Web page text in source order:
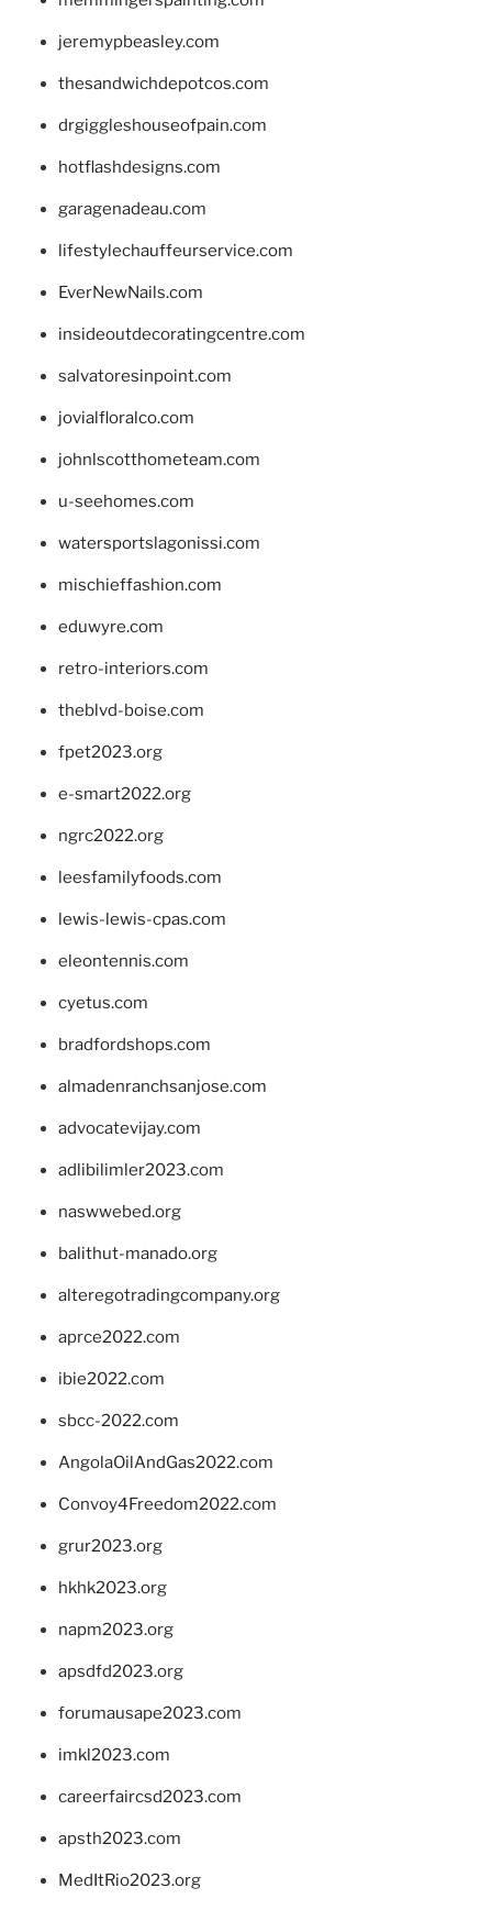
jeremypbeasley.com
thesandwichdepotcos.com
drgiggleshouseofpain.com
hotflashdesigns.com
garagenadeau.com
lifestylechauffeurservice.com
EverNewNails.com
insideoutdecoratingcentre.com
salvatoresinpoint.com
jovialfloralco.com
johnlscotthometeam.com
u-seehomes.com
watersportslagonissi.com
mischieffashion.com
eduwyre.com
retro-interiors.com
theblvd-boise.com
fpet2023.org
e-smart2022.org
ngrc2022.org
leesfamilyfoods.com
lewis-lewis-cpas.com
eleontennis.com
cyetus.com
bradfordshops.com
almadenranchsanjose.com
advocatevijay.com
adlibilimler2023.com
naswwebed.org
balithut-manado.org
alteregotradingcompany.org
aprce2022.com
ibie2022.com
sbcc-2022.com
AngolaOilAndGas2022.com
Convoy4Freedom2022.com
grur2023.org
hkhk2023.org
napm2023.org
apsdfd2023.org
forumausape2023.com
imkl2023.com
careerfaircsd2023.com
apsth2023.com
MedItRio2023.org